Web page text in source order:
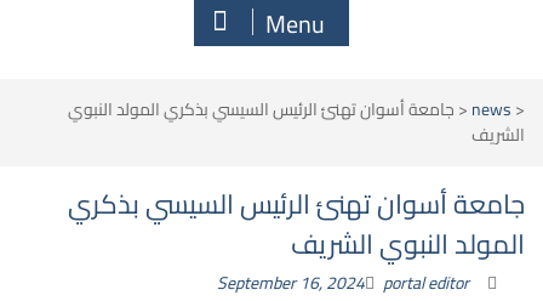
Menu
<
news
<جامعة أسوان تهنئ الرئيس السيسي بذكري المولد النبوي
الشريف
جامعة أسوان تهنئ الرئيس السيسي بذكري
المولد النبوي الشريف
September 16, 2024 portal editor